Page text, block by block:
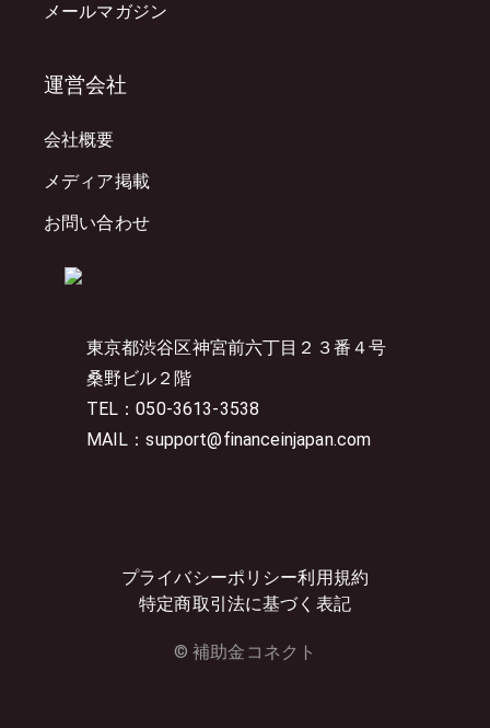
東京都渋谷区神宮前六丁目２３番４号
桑野ビル２階
TEL：050-3613-3538
MAIL：support@financeinjapan.com
プライバシーポリシー利用規約
特定商取引法に基づく表記
© 補助金コネクト
メールマガジン
運営会社
会社概要
メディア掲載
お問い合わせ